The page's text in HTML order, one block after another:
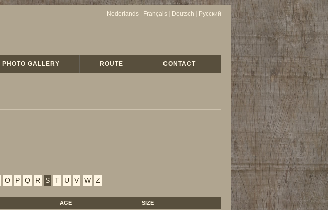
Nederlands Français Deutsch Русский
PHOTO GALLERY ROUTE CONTACT
O P Q R S T U V W Z
AGE SIZE